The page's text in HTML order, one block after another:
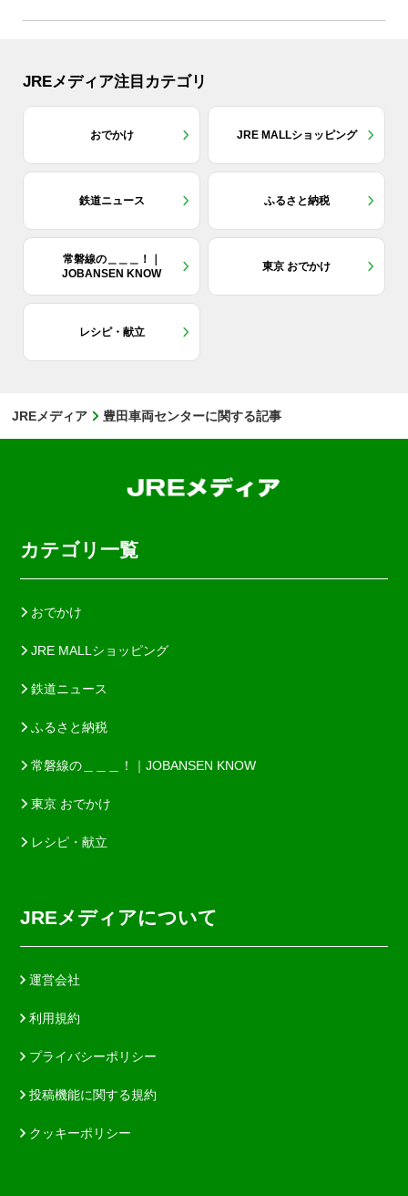
JREメディア注目カテゴリ
おでかけ JRE MALLショッピング
鉄道ニュース ふるさと納税
常磐線の＿＿＿！｜
JOBANSEN KNOW
東京 おでかけ
レシピ・献立
JREメディア 豊田車両センターに関する記事
カテゴリ一覧
おでかけ
JRE MALLショッピング
鉄道ニュース
ふるさと納税
常磐線の＿＿＿！｜JOBANSEN KNOW
東京 おでかけ
レシピ・献立
JREメディアについて
運営会社
利用規約
プライバシーポリシー
投稿機能に関する規約
クッキーポリシー